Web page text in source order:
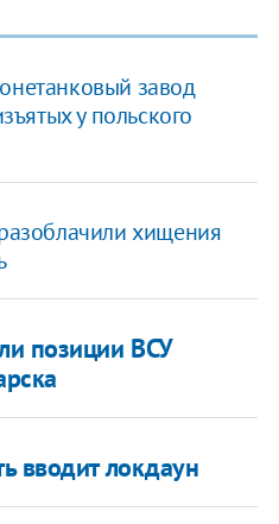
завод
у польского
хищения
позиции ВСУ
вводит локдаун